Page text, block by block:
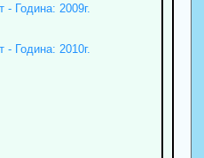
- Година: 2009г.
- Година: 2010г.